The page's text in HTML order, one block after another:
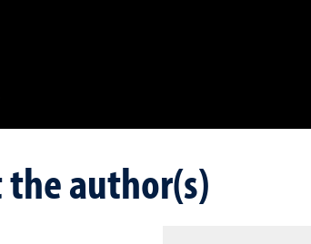
author(s)